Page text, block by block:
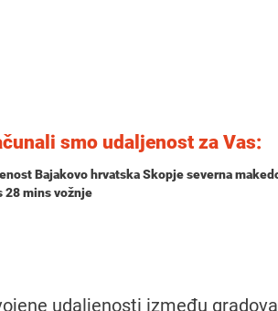
smo udaljenost za Vas:
Bajakovo hrvatska Skopje severna
28 minsvožnje
udaljenosti između gradova